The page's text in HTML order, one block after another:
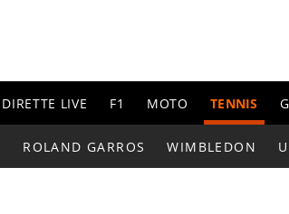
DIRETTE LIVE F1 MOTO TENNIS
ROLAND GARROS WIMBLEDON